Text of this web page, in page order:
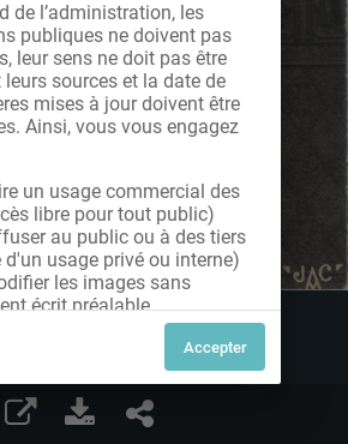
de l’administration, les
publiques ne doivent pas
leur sens ne doit pas être
leurs sources et la date de
mises à jour doivent être
Ainsi, vous vous engagez
un usage commercial des
libre pour tout public)
au public ou à des tiers
d'un usage privé ou interne)
les images sans
écrit préalable
contraire, nous vous invitons
afin de solliciter le type
souhaitée parmi celles
le cas échéant, acquitter